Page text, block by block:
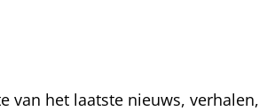
van het laatste nieuws, verhalen,